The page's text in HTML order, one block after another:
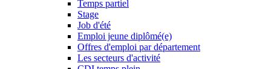
Temps partiel
Stage
Job d'été
Emploi jeune diplômé(e)
Offres d'emploi par département
Les secteurs d'activité